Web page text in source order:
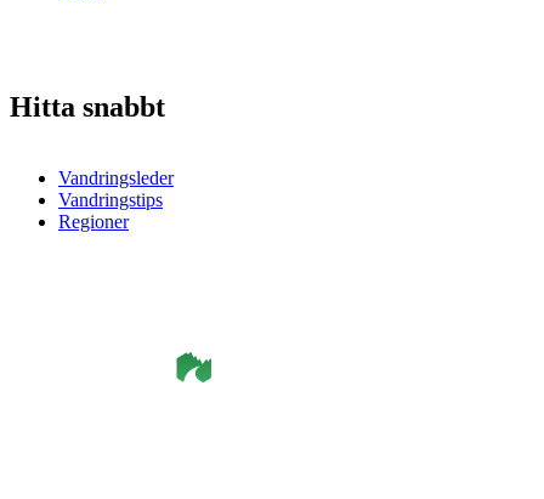
Hitta snabbt
Vandringsleder
Vandringstips
Regioner